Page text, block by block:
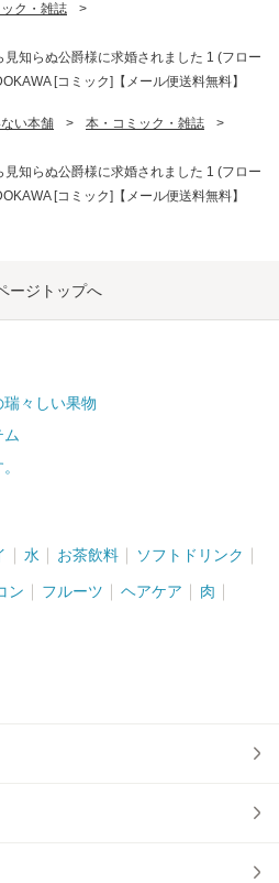
ク・雑誌
>
見知らぬ公爵様に求婚されました 1 (フロー
[コミック]【メール便送料無料】
い本舗 > 本・コミック・雑誌
>
見知らぬ公爵様に求婚されました 1 (フロー
[コミック]【メール便送料無料】
ージトップへ
々しい果物
ム
水 お茶飲料 ソフトドリンク
ン フルーツ ヘアケア 肉